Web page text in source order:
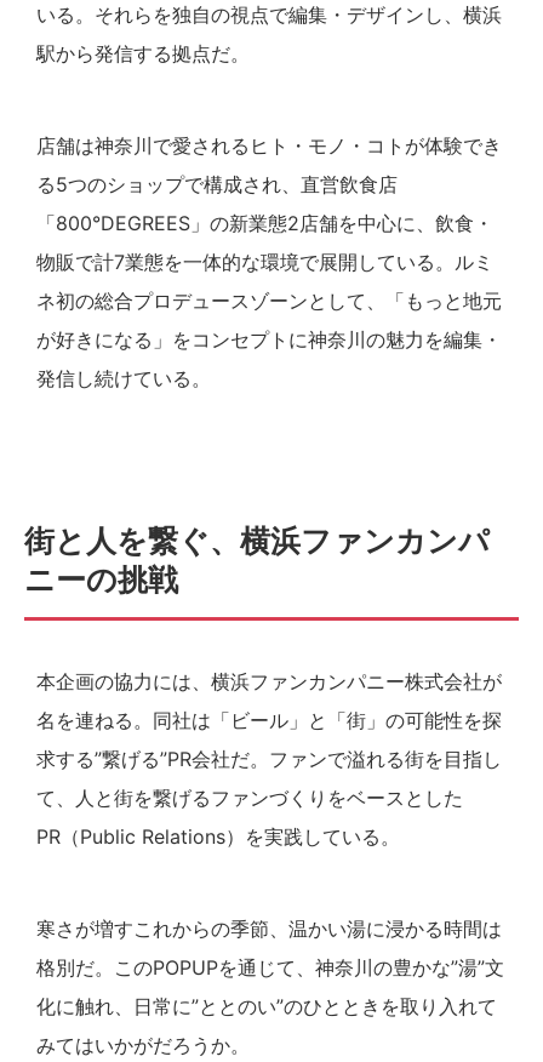
いる。それらを独自の視点で編集・デザインし、横浜
駅から発信する拠点だ。
店舗は神奈川で愛されるヒト・モノ・コトが体験でき
る5つのショップで構成され、直営飲食店
「800°DEGREES」の新業態2店舗を中心に、飲食・
物販で計7業態を一体的な環境で展開している。ルミ
ネ初の総合プロデュースゾーンとして、「もっと地元
が好きになる」をコンセプトに神奈川の魅力を編集・
発信し続けている。
街と人を繋ぐ、横浜ファンカンパ
ニーの挑戦
本企画の協力には、横浜ファンカンパニー株式会社が
名を連ねる。同社は「ビール」と「街」の可能性を探
求する”繋げる”PR会社だ。ファンで溢れる街を目指し
て、人と街を繋げるファンづくりをベースとした
PR（Public Relations）を実践している。
寒さが増すこれからの季節、温かい湯に浸かる時間は
格別だ。このPOPUPを通じて、神奈川の豊かな”湯”文
化に触れ、日常に”ととのい”のひとときを取り入れて
みてはいかがだろうか。